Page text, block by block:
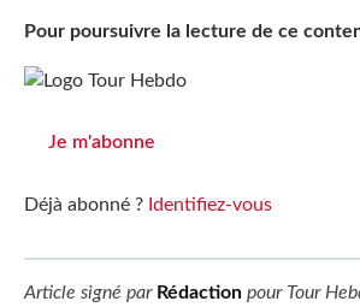
Pour poursuivre la lecture de ce
Je m'abonne
Déjà abonné ? Identifiez-vous
Article signé par Rédactionpour Tour